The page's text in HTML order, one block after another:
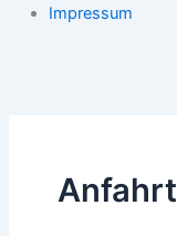
Impressum
Anfahrt